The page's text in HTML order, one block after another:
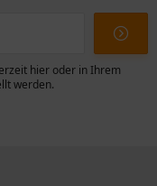
hier oder in Ihrem
werden.